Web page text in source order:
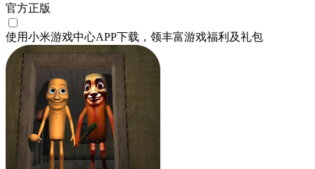
官方正版
使用小米游戏中心APP下载 ，领丰富游戏福利 及礼包